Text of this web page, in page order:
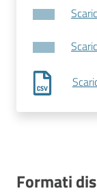
Formati